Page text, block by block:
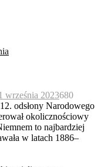
września 2023680
odsłony Narodowego
okolicznościowy
to najbardziej
w latach 1886–